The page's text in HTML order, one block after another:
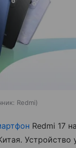
Redmi
Redmi 17
Устройство